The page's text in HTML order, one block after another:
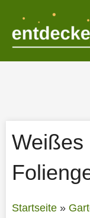
springen
Weißes
Startseite»